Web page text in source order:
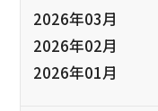
2026年03月
2026年02月
2026年01月